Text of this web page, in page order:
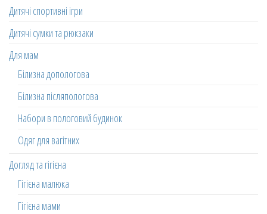
Дитячі спортивні ігри
Дитячі сумки та рюкзаки
Для мам
Білизна допологова
Білизна післяпологова
Набори в пологовий будинок
Одяг для вагітних
Догляд та гігієна
Гігієна малюка
Гігієна мами